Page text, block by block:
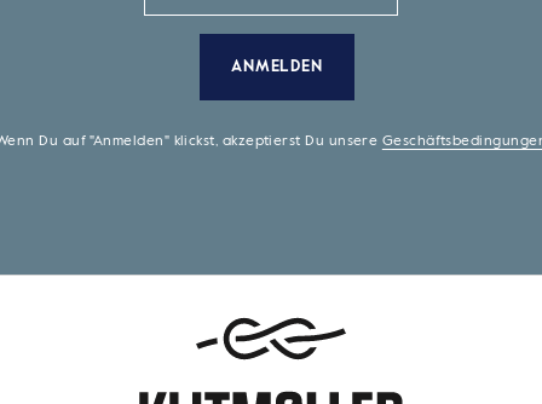
ANMELDEN
Du auf "Anmelden" klickst, akzeptierst Du unsere